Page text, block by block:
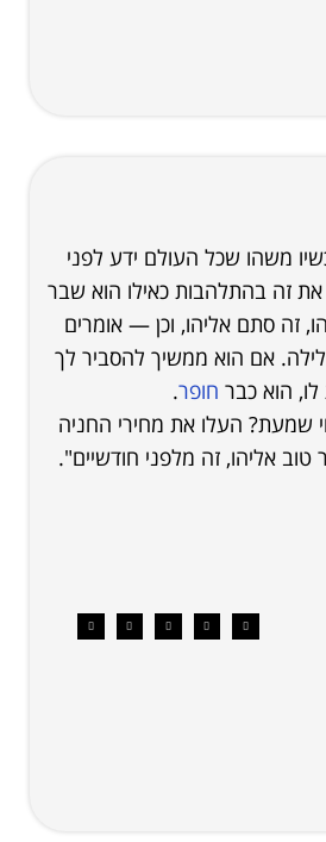
משהו שכל העולם ידע לפני
זה בהתלהבות כאילו הוא שבר
זה סתם אליהו, וכן — אומרים
אם הוא ממשיך להסביר לך
הוא כבר חופר.
"אחי שמעת? העלו את מחירי החניה